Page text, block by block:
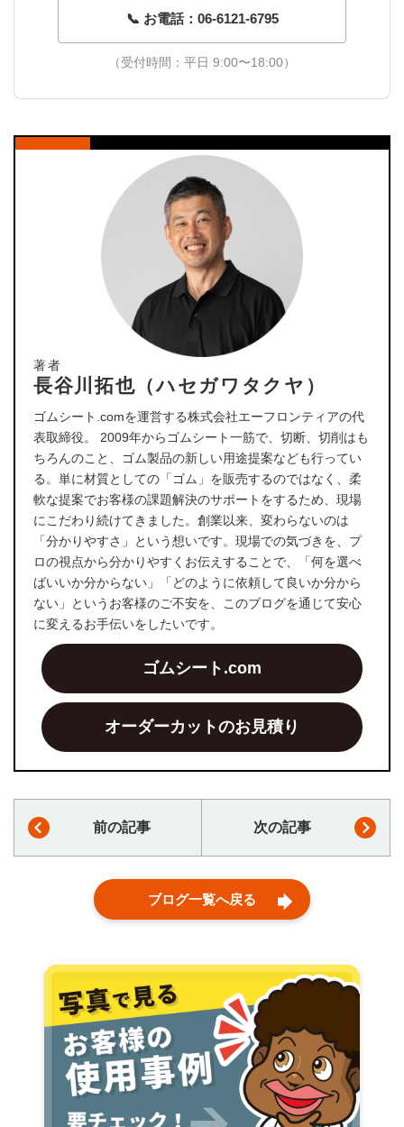
📞 お電話：06-6121-6795
（受付時間：平日 9:00〜18:00）
著者
長谷川拓也（ハセガワタクヤ）
ゴムシート.comを運営する株式会社エーフロンティアの代
表取締役。 2009年からゴムシート一筋で、切断、切削はも
ちろんのこと、ゴム製品の新しい用途提案なども行ってい
る。単に材質としての「ゴム」を販売するのではなく、柔
軟な提案でお客様の課題解決のサポートをするため、現場
にこだわり続けてきました。創業以来、変わらないのは
「分かりやすさ」という想いです。現場での気づきを、プ
ロの視点から分かりやすくお伝えすることで、「何を選べ
ばいいか分からない」「どのように依頼して良いか分から
ない」というお客様のご不安を、このブログを通じて安心
に変えるお手伝いをしたいです。
ゴムシート.com
オーダーカットのお見積り
前の記事 次の記事
ブログ一覧へ戻る